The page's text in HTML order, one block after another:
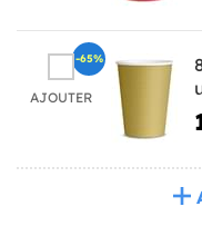
AJOUTER
-65%